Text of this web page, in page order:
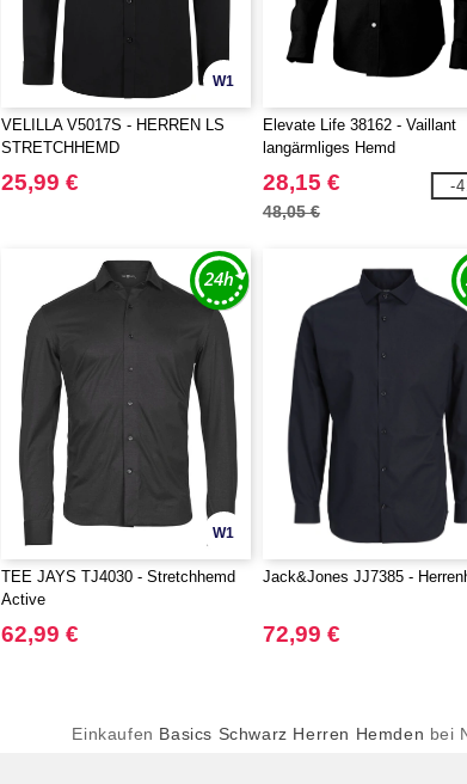
W1
VELILLA V5017S - HERREN LS
STRETCHHEMD
25,99 €
Elevate Life 38162 - Vaillant
langärmliges Hemd
28,15 €
48,05 €
-
W1
TEE JAYS TJ4030 - Stretchhemd
Active
62,99 €
Jack&Jones JJ7385 -
72,99 €
Einkaufen Basics Schwarz Herren Hemden bei